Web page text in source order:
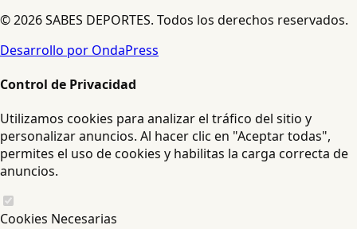
© 2026 SABES DEPORTES. Todos los derechos reservados.
Desarrollo por OndaPress
Control de Privacidad
Utilizamos cookies para analizar el tráfico del sitio y
personalizar anuncios. Al hacer clic en "Aceptar todas",
permites el uso de cookies y habilitas la carga correcta de
anuncios.
Cookies Necesarias